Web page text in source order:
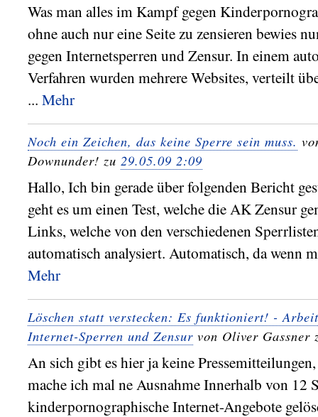
Was man alles im Kampf gegen
ohne auch nur eine Seite zu zensieren bewies
gegen Internetsperren und Zensur. In einem
Verfahren wurden mehrere Websites, verteilt
... Mehr
Noch ein Zeichen, das keine Sperre sein muss.
Downunder! zu 29.05.09 2:09
Hallo, Ich bin gerade über folgenden Bericht
geht es um einen Test, welche die AK Zensur
Links, welche von den verschiedenen
automatisch analysiert. Automatisch, da wenn
Mehr
Löschen statt verstecken: Es funktioniert! -
Internet-Sperren und Zensur von Oliver Gassner
An sich gibt es hier ja keine
mache ich mal ne Ausnahme Innerhalb von 12
kinderpornographische Internet-Angebote